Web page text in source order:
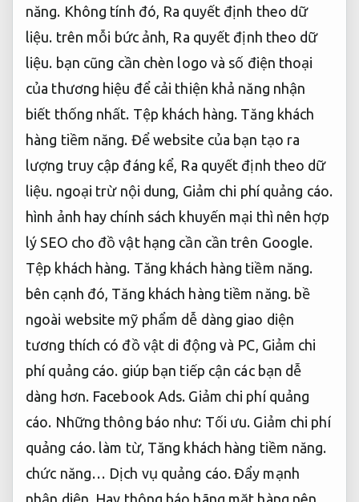
năng. Không tính đó, Ra quyết định theo dữ
liệu. trên mỗi bức ảnh, Ra quyết định theo dữ
liệu. bạn cũng cần chèn logo và số điện thoại
của thương hiệu để cải thiện khả năng nhận
biết thống nhất. Tệp khách hàng. Tăng khách
hàng tiềm năng. Để website của bạn tạo ra
lượng truy cập đáng kể, Ra quyết định theo dữ
liệu. ngoại trừ nội dung, Giảm chi phí quảng cáo.
hình ảnh hay chính sách khuyến mại thì nên hợp
lý SEO cho đồ vật hạng cần cần trên Google.
Tệp khách hàng. Tăng khách hàng tiềm năng.
bên cạnh đó, Tăng khách hàng tiềm năng. bề
ngoài website mỹ phẩm dễ dàng giao diện
tương thích có đồ vật di động và PC, Giảm chi
phí quảng cáo. giúp bạn tiếp cận các bạn dễ
dàng hơn. Facebook Ads. Giảm chi phí quảng
cáo. Những thông báo như: Tối ưu. Giảm chi phí
quảng cáo. làm từ, Tăng khách hàng tiềm năng.
chức năng… Dịch vụ quảng cáo. Đẩy mạnh
nhận diện. Hay thông báo hãng mặt hàng nên